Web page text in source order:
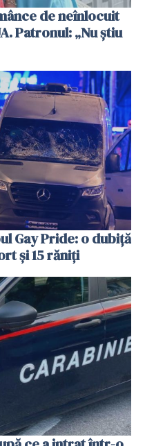
de neînlocuit
Patronul: „Nu știu
Gay Pride: o dubiță
și 15 răniți